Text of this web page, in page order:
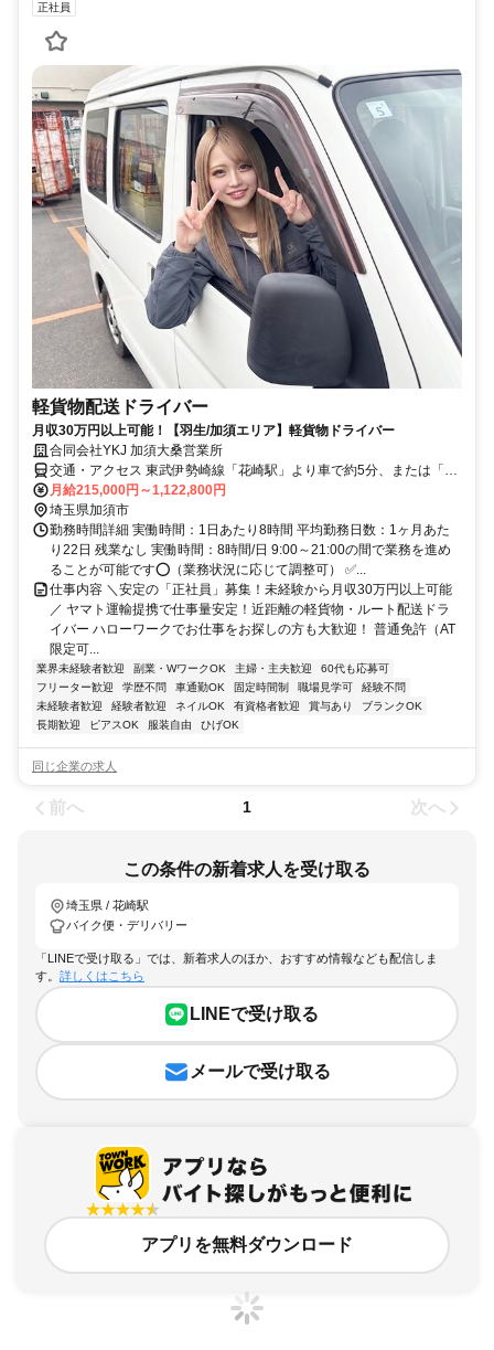
正社員
軽貨物配送ドライバー
月収30万円以上可能！【羽生/加須エリア】軽貨物ドライバー
合同会社YKJ 加須大桑営業所
交通・アクセス 東武伊勢崎線「花崎駅」より車で約5分、または「加
須駅」より車で約10分
月給215,000円～1,122,800円
埼玉県加須市
勤務時間詳細 実働時間：1日あたり8時間 平均勤務日数：1ヶ月あた
り22日 残業なし 実働時間：8時間/日 9:00～21:00の間で業務を進め
ることが可能です⭕️（業務状況に応じて調整可） ✅...
仕事内容 ＼安定の「正社員」募集！未経験から月収30万円以上可能
／ ヤマト運輸提携で仕事量安定！近距離の軽貨物・ルート配送ドラ
イバー ハローワークでお仕事をお探しの方も大歓迎！ 普通免許（AT
限定可...
業界未経験者歓迎 副業・WワークOK 主婦・主夫歓迎
60代も応募可
フリーター歓迎
学歴不問 車通勤OK 固定時間制 職場見学可
経験不問
未経験者歓迎
経験者歓迎 ネイルOK 有資格者歓迎 賞与あり
ブランクOK
長期歓迎
ピアスOK 服装自由 ひげOK
同じ企業の求人
前へ 1 次へ
この条件の新着求人を受け取る
埼玉県 / 花崎駅
バイク便・デリバリー
「LINEで受け取る」では、新着求人のほか、おすすめ情報なども配信しま
す。 詳しくはこちら
LINEで受け取る
メールで受け取る
アプリを無料ダウンロード